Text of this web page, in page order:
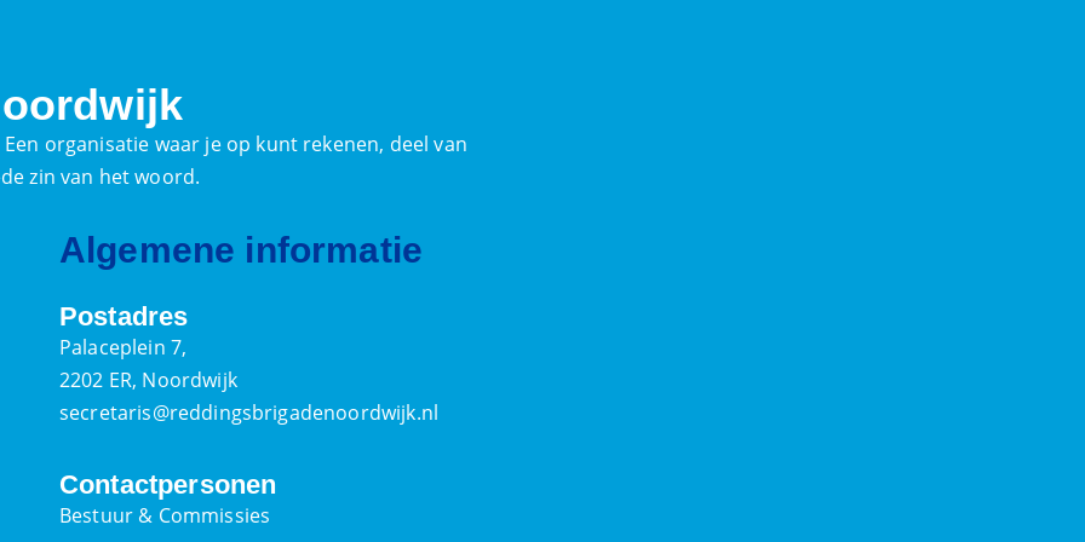
organisatie waar je op kunt rekenen, deel van
zin van het woord.
Algemene informatie
Postadres
Palaceplein 7,
2202 ER, Noordwijk
secretaris@reddingsbrigadenoordwijk.nl
Contactpersonen
Bestuur & Commissies